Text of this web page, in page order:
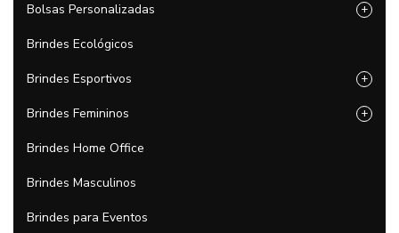
Bolsas Personalizadas +
Brindes Ecológicos
Brindes Esportivos +
Brindes Femininos +
Brindes Home Office
Brindes Masculinos
Brindes para Eventos